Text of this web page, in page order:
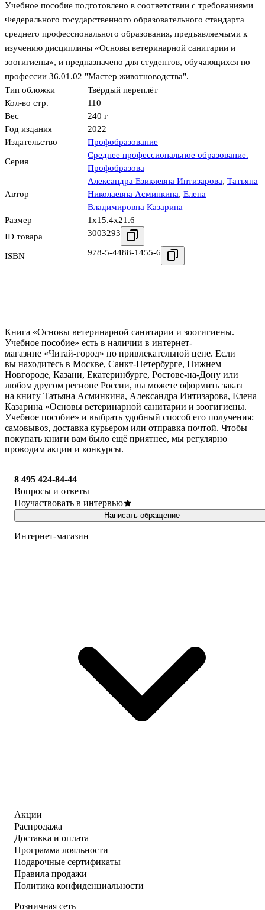
Учебное пособие подготовлено в соответствии с требованиями
Федерального государственного образовательного стандарта
среднего профессионального образования, предъявляемыми к
изучению дисциплины «Основы ветеринарной санитарии и
зоогигиены», и предназначено для студентов, обучающихся по
профессии 36.01.02 "Мастер животноводства".
Тип обложки
Твёрдый переплёт
Кол-во стр.
110
Вес
240 г
Год издания
2022
Издательство
Профобразование
Серия
Среднее профессиональное образование.
Профобразова
Автор
Александра Езикяевна Интизарова, Татьяна
Николаевна Асминкина, Елена
Владимировна Казарина
Размер
1x15.4x21.6
ID товара
3003293
ISBN 978-5-4488-1455-6
Книга «Основы ветеринарной санитарии и зоогигиены.
Учебное пособие» есть в наличии в интернет-
магазине «Читай-город» по привлекательной цене. Если
вы находитесь в Москве, Санкт-Петербурге, Нижнем
Новгороде, Казани, Екатеринбурге, Ростове-на-Дону или
любом другом регионе России, вы можете оформить заказ
на книгу Татьяна Асминкина, Александра Интизарова, Елена
Казарина «Основы ветеринарной санитарии и зоогигиены.
Учебное пособие» и выбрать удобный способ его получения:
самовывоз, доставка курьером или отправка почтой. Чтобы
покупать книги вам было ещё приятнее, мы регулярно
проводим акции и конкурсы.
8 495 424-84-44
Вопросы и ответы
Поучаствовать в интервью
Написать обращение
Интернет-магазин
Акции
Распродажа
Доставка и оплата
Программа лояльности
Подарочные сертификаты
Правила продажи
Политика конфиденциальности
Розничная сеть